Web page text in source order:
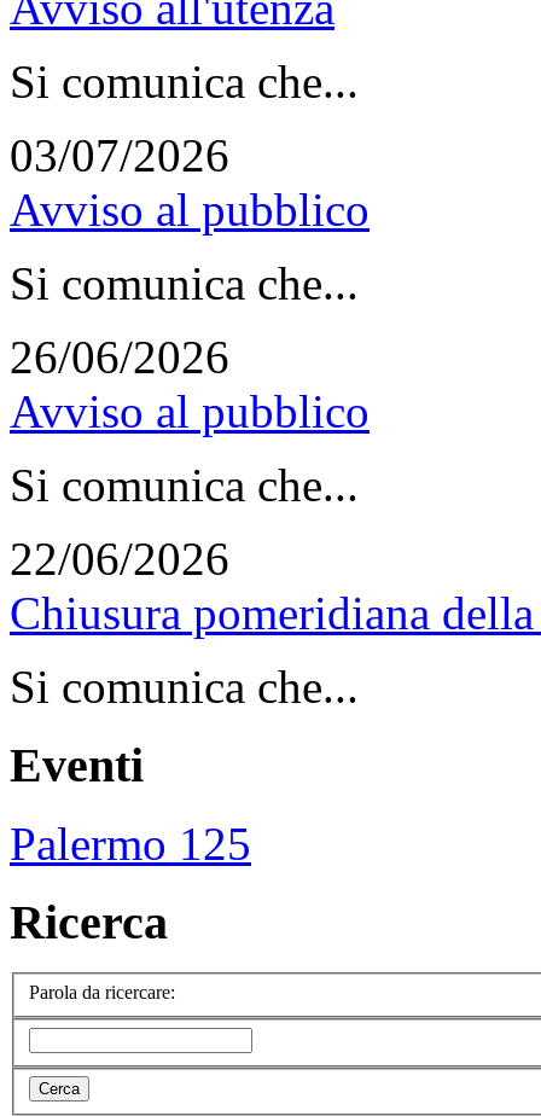
Si comunica che...
03/07/2026
Avviso al pubblico
Si comunica che...
26/06/2026
Avviso al pubblico
Si comunica che...
22/06/2026
Chiusura pomeridiana
Si comunica che...
Eventi
Palermo 125
Ricerca
Parola da ricercare: